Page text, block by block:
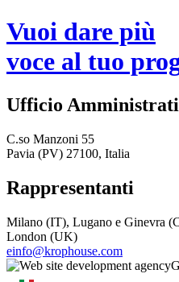
Vuoi dare più
voce al tuo
Ufficio
C.so Manzoni 55
Pavia (PV) 27100, Italia
Rappresentanti
Milano (IT), Lugano e Ginevra
London (UK)
einfo@krophouse.com